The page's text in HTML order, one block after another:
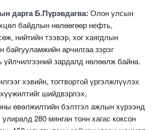
дарга Б.Пүрэвдагва:Олон улсын
байдлын нөлөөгөөр нефть,
нийтийн тээвэр, хог хаягдлын
байгууламжийн арчилгаа зэрэг
үйлчилгээний зардалд нөлөөлж байна.
хэвийн, тогтвортой үргэлжлүүлэх
шийдвэрлэх,
өвөлжилтийн бэлтгэл ажлын хүрээнд
улиралд 280 мянган тонн хагас коксон